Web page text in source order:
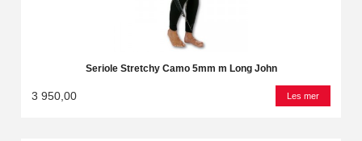
Seriole Stretchy Camo 5mm m Long John
3 950,00 Les mer